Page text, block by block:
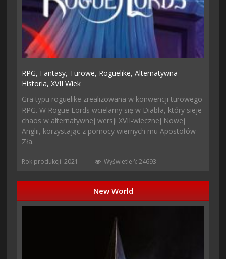
RPG, Fantasy, Turowe, Roguelike,Alternatywna
Historia,XVII Wiek
Gra typu roguelike zrealizowana w konwencji turowego
RPG. W Rogue Lords wcielamy się w Diabła, który sieje
chaos w alternatywnej wersji XVII-wiecznej Nowej
Anglii, korzystając z pomocy wiernych mu Apostołów
Zła.
Rok produkcji: 2021 Wyświetleń: 24693
New World